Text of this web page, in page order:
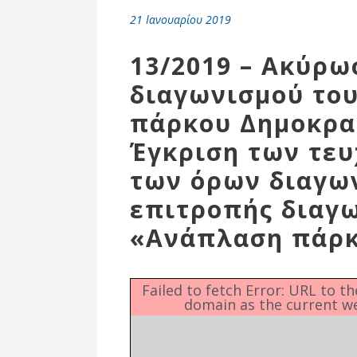
Υποδομές
Αθλητικές
21 Ιανουαρίου 2019
13/2019 –
διαγωνισμού
πάρκου
Έγκριση των
των όρων
επιτροπής
«Ανάπλαση
Failed to fetch Error: URL to
domain as the current